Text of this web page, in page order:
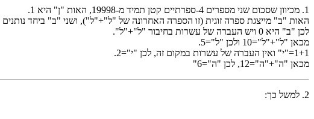
1. מכיוון שסכום שני מספרים 4-ספרתיים קטן תמיד מ-19998, האות "ן" היא 1.
האות "ב" מייצגת ספרה זוגית (זו הספרה האחרונה של "ל"+"ל"), ושני "ב" ביחד נותנים 1.
לכן "ב" היא 0 ויש העברה של עשרות בחיבור "ל"+"ל".
מכאן "ל"+"ל"=10 ולכן "ל"=5.
1+1="י" ואין העברה של עשרות במקום זה, לכן "י"=2.
מכאן "ה"+"ה"=12, לכן "ה"=6"
2. למשל כך: